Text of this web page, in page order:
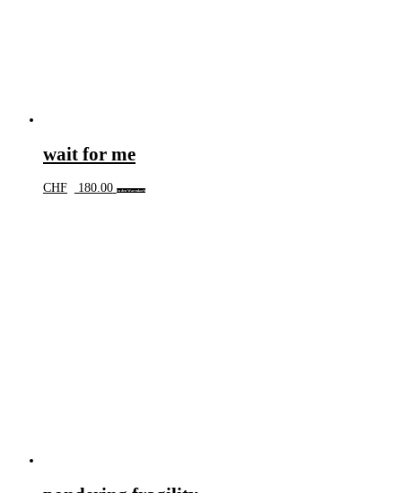
wait for me
CHF 180.00 In den Warenkorb